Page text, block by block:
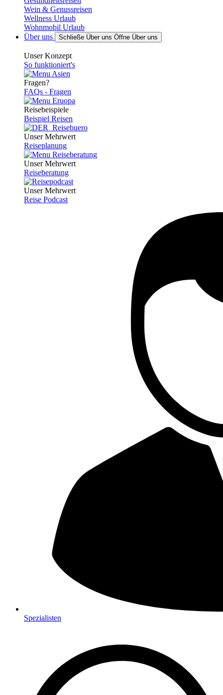
Wein & Genussreisen
Wellness Urlaub
Wohnmobil Urlaub
Über uns
Schließe Über uns Öffne Über uns
Unser Konzept
So funktioniert's
Fragen?
FAQs - Fragen
Reisebeispiele
Beispiel Reisen
Unser Mehrwert
Reiseplanung
Unser Mehrwert
Reiseberatung
Unser Mehrwert
Reise Podcast
Spezialisten